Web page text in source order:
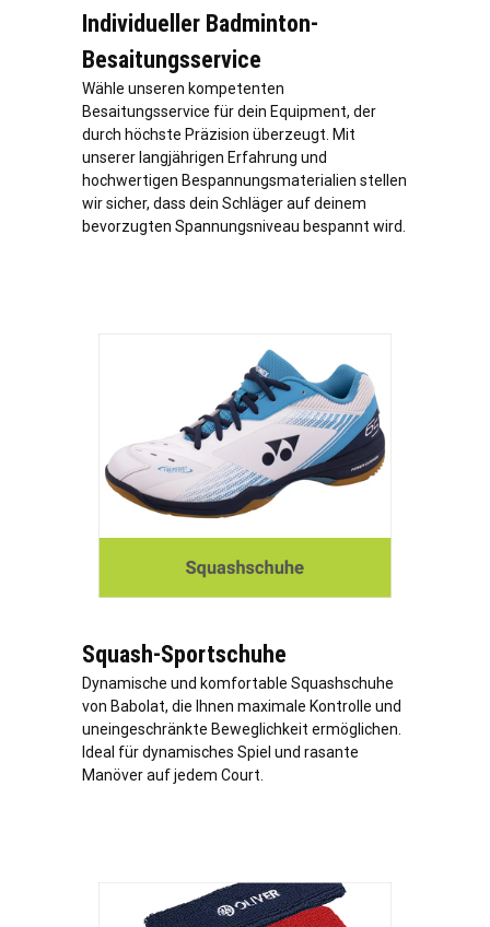
Individueller Badminton-
Besaitungsservice
Wähle unseren kompetenten
Besaitungsservice für dein Equipment, der
durch höchste Präzision überzeugt. Mit
unserer langjährigen Erfahrung und
hochwertigen Bespannungsmaterialien stellen
wir sicher, dass dein Schläger auf deinem
bevorzugten Spannungsniveau bespannt wird.
Squash-Sportschuhe
Dynamische und komfortable Squashschuhe
von Babolat, die Ihnen maximale Kontrolle und
uneingeschränkte Beweglichkeit ermöglichen.
Ideal für dynamisches Spiel und rasante
Manöver auf jedem Court.